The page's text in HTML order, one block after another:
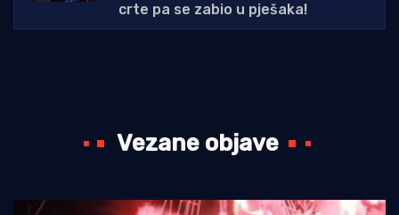
crte pa se zabio u pješaka!
Vezane objave